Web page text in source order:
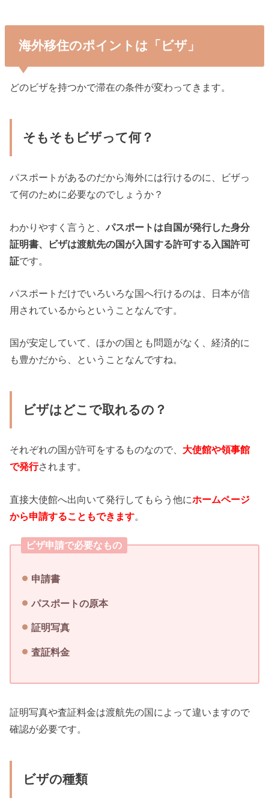
海外移住のポイントは「ビザ」
どのビザを持つかで滞在の条件が変わってきます。
そもそもビザって何？
パスポートがあるのだから海外には行けるのに、ビザっ
て何のために必要なのでしょうか？
わかりやすく言うと、パスポートは自国が発行した身分
証明書、ビザは渡航先の国が入国する許可する入国許可
証です。
パスポートだけでいろいろな国へ行けるのは、日本が信
用されているからということなんです。
国が安定していて、ほかの国とも問題がなく、経済的に
も豊かだから、ということなんですね。
ビザはどこで取れるの？
それぞれの国が許可をするものなので、 大使館や領事館
で発行されます。
直接大使館へ出向いて発行してもらう他にホームページ
から申請することもできます。
ビザ申請で必要なもの
申請書
パスポートの原本
証明写真
査証料金
証明写真や査証料金は渡航先の国によって違いますので
確認が必要です。
ビザの種類